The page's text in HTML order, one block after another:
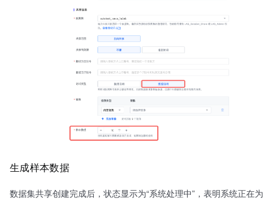
生成样本数据
数据集共享创建完成后，状态显示为“系统处理中”，表明系统正在为